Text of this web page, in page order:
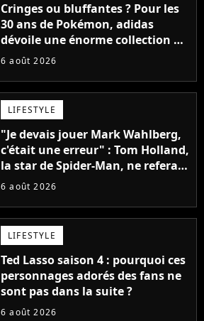
Cringes ou bluffantes ? Pour les
30 ans de Pokémon, adidas
dévoile une énorme collection de
sneakers et je ne sais pas quoi en
6 août 2026
LIFESTYLE
"Je devais jouer Mark Wahlberg,
c'était une erreur" : Tom Holland,
la star de Spider-Man, ne referait
pas ce blockbuster
6 août 2026
LIFESTYLE
Ted Lasso saison 4 : pourquoi ces
personnages adorés des fans ne
sont pas dans la suite ?
6 août 2026